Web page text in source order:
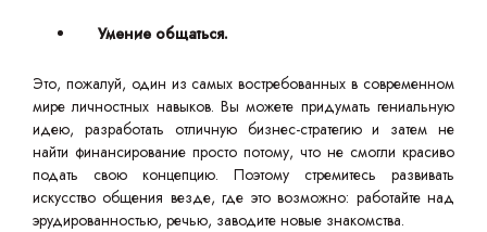
Умение общаться.
Это, пожалуй, один из самых востребованных в современном
мире личностных навыков. Вы можете придумать гениальную
идею, разработать отличную бизнес-стратегию и затем не
найти финансирование просто потому, что не смогли красиво
подать свою концепцию. Поэтому стремитесь развивать
искусство общения везде, где это возможно: работайте над
эрудированностью, речью, заводите новые знакомства.